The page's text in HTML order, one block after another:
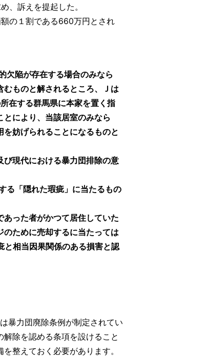
、訴えを提起した。
の１割である660万円とされ
欠陥が存在する場合のみなら
ものと解されるところ、Ｊは
在する群馬県に本家を置く指
により、当該居室のみなら
妨げられることになるものと
現代における暴力団排除の意
る「隠れた瑕疵」に当たるもの
った者がかつて居住していた
ために売却するに当たっては
相当因果関係のある損害と認
暴力団廃除条例が制定されてい
除を認める条項を設けること
整えておく必要があります。